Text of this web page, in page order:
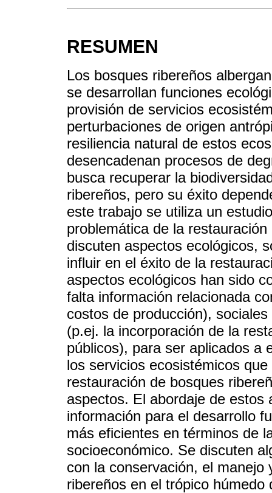
RESUMEN
Los bosques ribereños
se desarrollan funciones
provisión de servicios
perturbaciones de origen
resiliencia natural de estos
desencadenan procesos de
busca recuperar la
ribereños, pero su éxito
este trabajo se utiliza un
problemática de la restauración
discuten aspectos ecológicos,
influir en el éxito de la
aspectos ecológicos han sido
falta información relacionada
costos de producción),
(p.ej. la incorporación de la
públicos), para ser aplicados a
los servicios ecosistémicos
restauración de bosques
aspectos. El abordaje de estos
información para el desarrollo
más eficientes en términos de
socioeconómico. Se discuten
con la conservación, el
ribereños en el trópico húmedo